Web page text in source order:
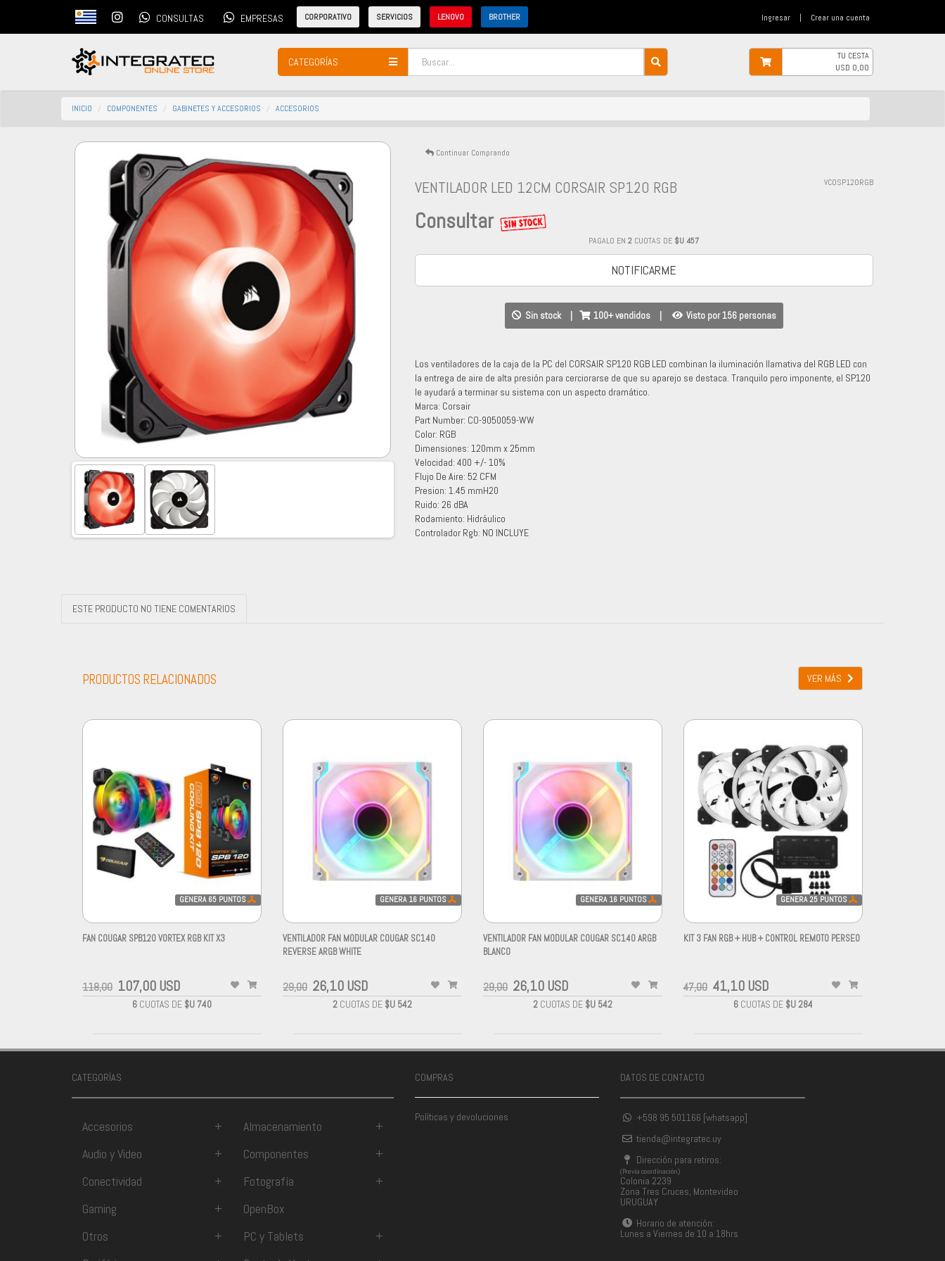
CONSULTAS EMPRESAS CORPORATIVO SERVICIOS LENOVO BROTHER Ingresar | Crear una cuenta
CATEGORÍAS
TU CESTA
USD 0,00
INICIO COMPONENTES GABINETES Y ACCESORIOS ACCESORIOS
Continuar Comprando
VENTILADOR LED 12CM CORSAIR SP120 RGB VCOSP120RGB
Consultar
PAGALO EN2 CUOTAS DE $U 457
NOTIFICARME
Sin stock 100+ vendidos Visto por 156 personas
Los ventiladores de la caja de la PC del CORSAIR SP120 RGB LED combinan la iluminación llamativa del RGB LED con
la entrega de aire de alta presión para cerciorarse de que su aparejo se destaca. Tranquilo pero imponente, el SP120
le ayudará a terminar su sistema con un aspecto dramático.
Marca: Corsair
Part Number: CO-9050059-WW
Color: RGB
Dimensiones: 120mm x 25mm
Velocidad: 400 +/- 10%
Flujo De Aire: 52 CFM
Presion: 1.45 mmH20
Ruido: 26 dBA
Rodamiento: Hidráulico
Controlador Rgb: NO INCLUYE
ESTE PRODUCTO NO TIENE COMENTARIOS
PRODUCTOS RELACIONADOS VER MÁS
GENERA 65 PUNTOS
FAN COUGAR SPB120 VORTEX RGB KIT X3
118,00 107,00 USD
6 CUOTAS DE $U 740
GENERA 16 PUNTOS
VENTILADOR FAN MODULAR COUGAR SC140
REVERSE ARGB WHITE
29,00 26,10 USD
2 CUOTAS DE $U 542
GENERA 16 PUNTOS
VENTILADOR FAN MODULAR COUGAR SC140 ARGB
BLANCO
29,00 26,10 USD
2 CUOTAS DE $U 542
GENERA25 PUNTOS
KIT 3 FAN RGB + HUB + CONTROL REMOTO PERSEO
47,00 41,10 USD
6 CUOTAS DE $U 284
CATEGORÍAS
Accesorios + Almacenamiento
+
Audio y Video
+ Componentes
+
Conectividad
+ Fotografía
+
Gaming
+
OpenBox
Otros
+ PC y Tablets
+
COMPRAS
Políticas y devoluciones
DATOS DE CONTACTO
+598 95 501166 [whatsapp]
tienda@integratec.uy
Dirección para retiros:
(Previa coordinación)
Colonia 2239
Zona Tres Cruces, Montevideo
URUGUAY
Horario de atención:
Lunes a Viernes de 10 a 18hrs